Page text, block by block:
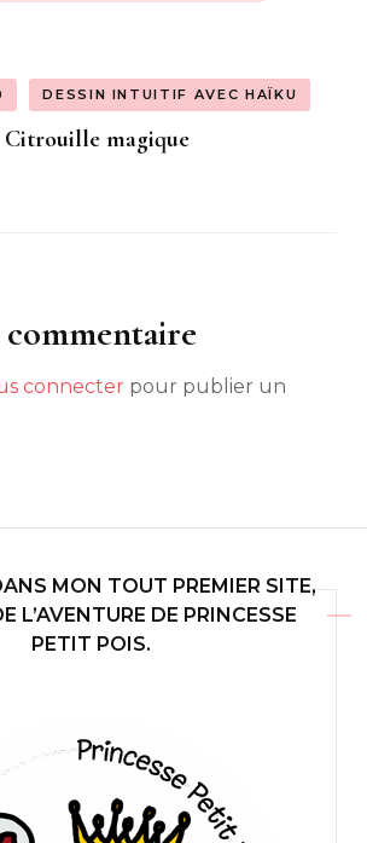
DESSIN INTUITIF AVEC HAÏKU
Citrouille magique
commentaire
connecter pour publier un
MON TOUT PREMIER SITE,
L’AVENTURE DE PRINCESSE
PETIT POIS.